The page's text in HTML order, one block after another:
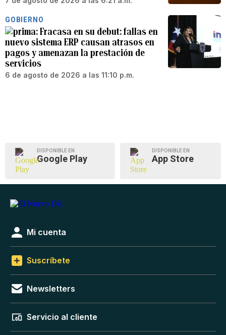
GOBIERNO
Fracasa en su debut: fallas en
nuevo sistema ERP causan atrasos en
pagos y amenazan la prestación de
servicios
6 de agosto de 2026 a las 11:10 p.m.
DISPONIBLE EN
Google Play
DISPONIBLE EN
App Store
Mi cuenta
Suscríbete
Newsletters
Servicio al cliente